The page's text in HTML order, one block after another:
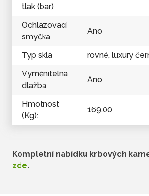
tlak (bar)
Ochlazovací
smyčka
Ano
Typ skla
rovné, luxury
Vyměnitelná
dlažba
Ano
Hmotnost
(Kg):
169.00
Kompletní nabídku krbových
zde.